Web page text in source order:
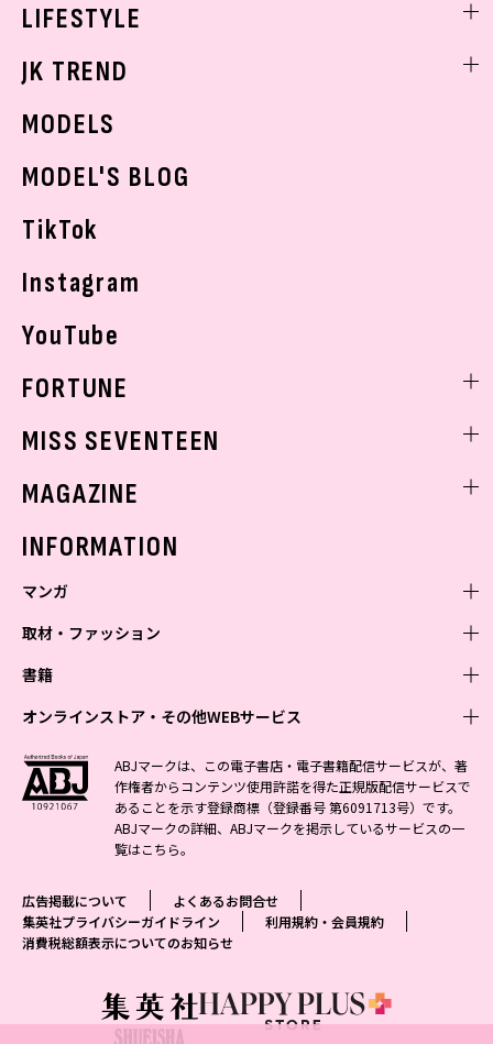
ボディケア
学校ヘアメイク
K-POP
LIFESTYLE
モデルの購入品
JK TREND
MODELS
MODEL'S BLOG
TikTok
Instagram
YouTube
FORTUNE
MISS SEVENTEEN
MAGAZINE
INFORMATION
マンガ
少年マンガ
Vジャンプ
最強ジャンプ
少年ジャンプ+
ジャンプTOON
ジャンプルーキー！
S-MANGA
集英社コミック文庫
青年マンガ
ZEBRACK
S-MANGA
集英社ジャンプリミックス
週刊ヤングジャンプ
ヤングジャンプ定期購読デジタル
となりのヤングジャンプ
グランドジャンプ
少女マンガ
ZEBRACK
S-MANGA
集英社コミック文庫
マーガレット
別冊マーガレット
リマコミ
女性マンガ
ジャンプTOON
集英社コミック文庫
マンガMee公式サイト
リマコミ
Cookie
取材・ファッション
ファッション・美容
BAILA
MAQUIA
eclat
T JAPAN
MEN'S NON-NO
芸能・情報・スポーツ
週プレNEWS
週プレ グラジャパ!
書籍
文芸・文庫・総合
小説すばる
集英社 文芸ステーション
web 集英社文庫
アジア人物史
学芸・ノンフィクション・新書
1日5分で、明日は変わる よみタイ yomitai
集英社学芸部 - 学芸・ノンフィクション
集英社ビジネス書
集英社新書プラス - 知の水先案内人
kotoba
情報・知識＆オピニオン imidas
ライトノベル・ノベライズ
集英社オレンジ文庫
JUMP j-BOOKS
ダッシュエックス文庫公式サイト
集英社Webマガジン コバルト
集英社の児童図書 S-KIDS.LAND
オンラインストア・その他WEBサービス
オンラインストア
OTO
SHUEISHA MANGA-ART HERITAGE
ジャンプキャラクターズストア
HAPPY PLUS STORE
SHUEISHA VOX
LEEマルシェ
eclat premium
その他WEBサービス
集英社アドナビ
集英社エディターズ・ラボ
ABJマークは、この電子書店・電子書籍配信サービスが、著
作権者からコンテンツ使用許諾を得た正規版配信サービスで
あることを示す登録商標（登録番号 第6091713号）です。
ABJマークの詳細、ABJマークを掲示しているサービスの一
覧はこちら。
広告掲載について
よくあるお問合せ
集英社プライバシーガイドライン
利用規約・会員規約
消費税総額表示についてのお知らせ